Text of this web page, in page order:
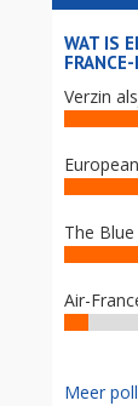
WAT IS
Verzin
The
Air-
Meer